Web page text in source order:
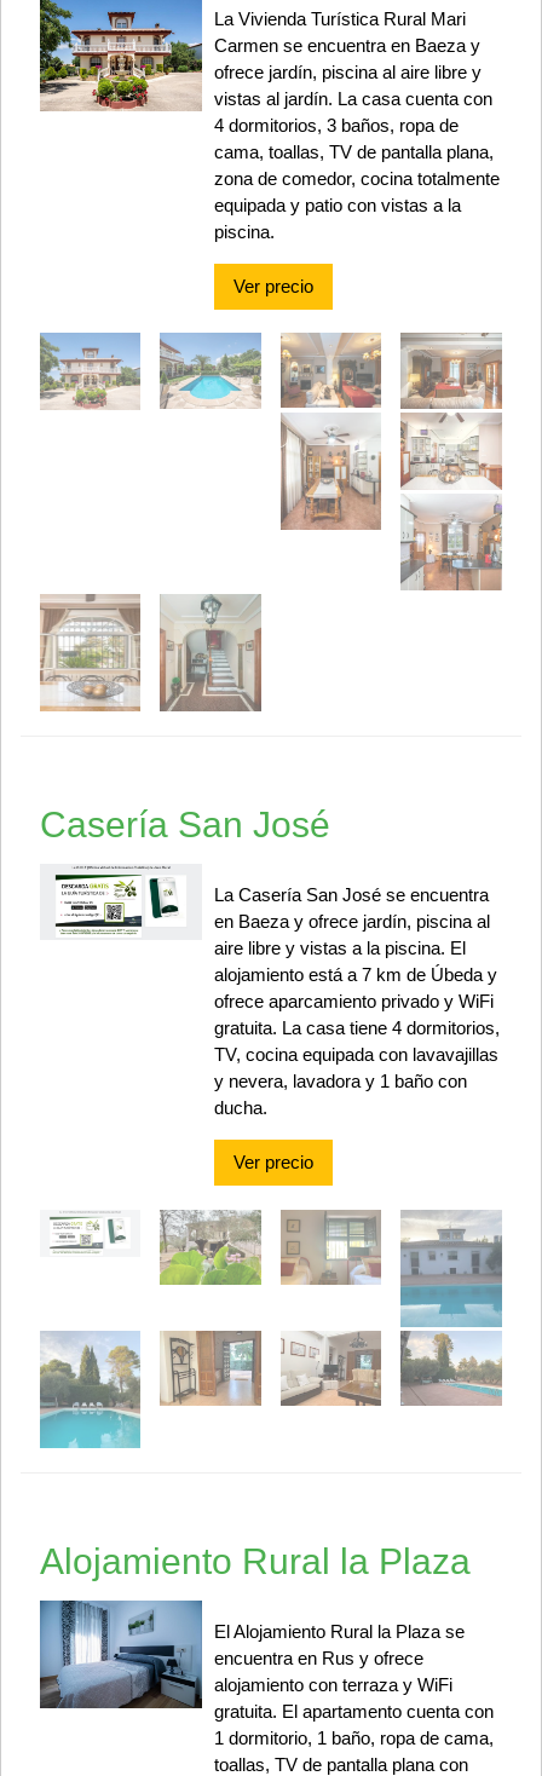
La Vivienda Turística Rural Mari
Carmen se encuentra en Baeza y
ofrece jardín, piscina al aire libre y
vistas al jardín. La casa cuenta con
4 dormitorios, 3 baños, ropa de
cama, toallas, TV de pantalla plana,
zona de comedor, cocina totalmente
equipada y patio con vistas a la
piscina.
Ver precio
Casería San José
La Casería San José se encuentra
en Baeza y ofrece jardín, piscina al
aire libre y vistas a la piscina. El
alojamiento está a 7 km de Úbeda y
ofrece aparcamiento privado y WiFi
gratuita. La casa tiene 4 dormitorios,
TV, cocina equipada con lavavajillas
y nevera, lavadora y 1 baño con
ducha.
Ver precio
Alojamiento Rural la Plaza
El Alojamiento Rural la Plaza se
encuentra en Rus y ofrece
alojamiento con terraza y WiFi
gratuita. El apartamento cuenta con
1 dormitorio, 1 baño, ropa de cama,
toallas, TV de pantalla plana con